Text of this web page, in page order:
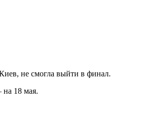
не смогла выйти в финал.
на 18 мая.